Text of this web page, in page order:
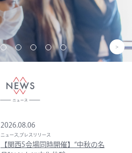
2026.08.06
ニュース,プレスリリース
【関西5会場同時開催】“中秋の名